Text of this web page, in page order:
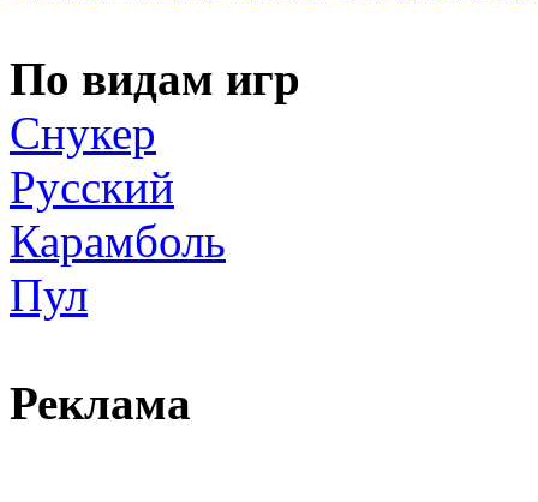
По видам игр
Снукер
Русский
Карамболь
Пул
Реклама